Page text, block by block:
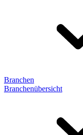
Branchen
Branchenübersicht